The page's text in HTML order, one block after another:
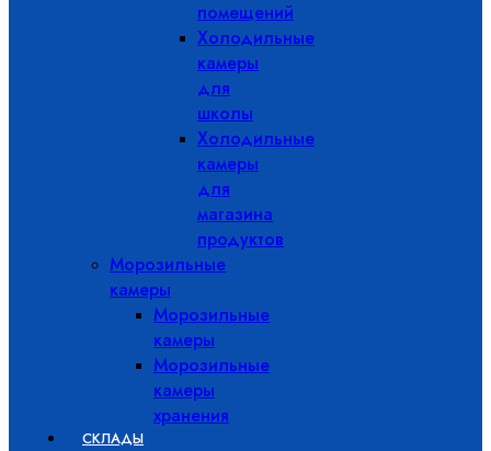
помещений
Холодильные
камеры
для
школы
Холодильные
камеры
для
магазина
продуктов
Морозильные
камеры
Морозильные
камеры
Морозильные
камеры
хранения
СКЛАДЫ